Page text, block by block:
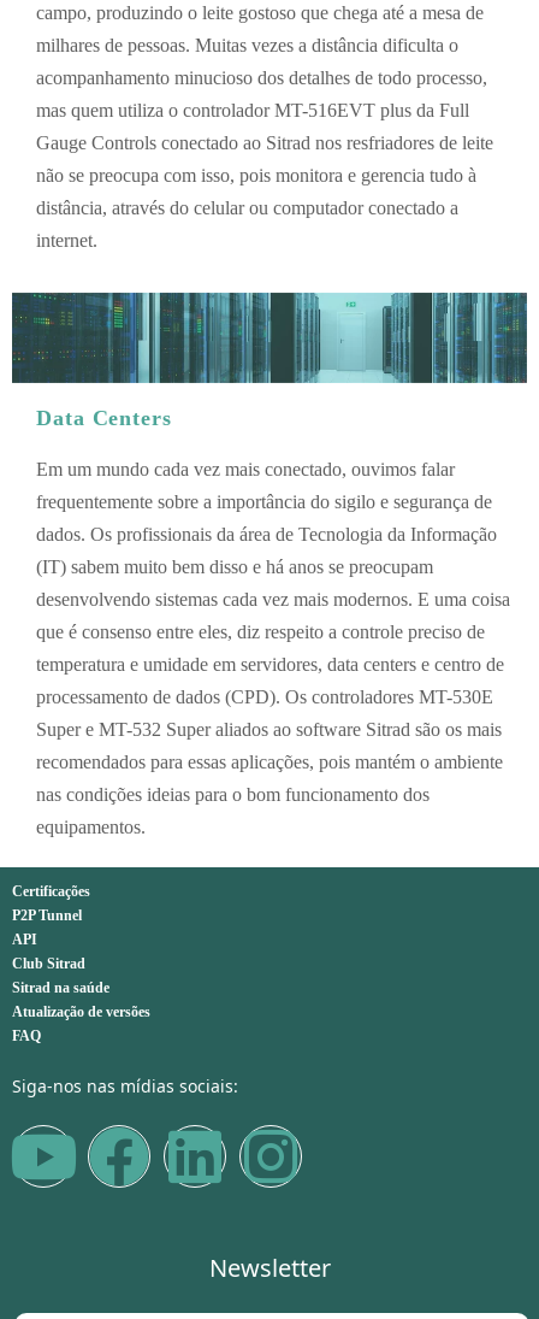
campo, produzindo o leite gostoso que chega até a mesa de
milhares de pessoas. Muitas vezes a distância dificulta o
acompanhamento minucioso dos detalhes de todo processo,
mas quem utiliza o controlador MT-516EVT plus da Full
Gauge Controls conectado ao Sitrad nos resfriadores de leite
não se preocupa com isso, pois monitora e gerencia tudo à
distância, através do celular ou computador conectado a
internet.
Data Centers
Em um mundo cada vez mais conectado, ouvimos falar
frequentemente sobre a importância do sigilo e segurança de
dados. Os profissionais da área de Tecnologia da Informação
(IT) sabem muito bem disso e há anos se preocupam
desenvolvendo sistemas cada vez mais modernos. E uma coisa
que é consenso entre eles, diz respeito a controle preciso de
temperatura e umidade em servidores, data centers e centro de
processamento de dados (CPD). Os controladores MT-530E
Super e MT-532 Super aliados ao software Sitrad são os mais
recomendados para essas aplicações, pois mantém o ambiente
nas condições ideias para o bom funcionamento dos
equipamentos.
Certificações
P2P Tunnel
API
Club Sitrad
Sitrad na saúde
Atualização de versões
FAQ
Siga-nos nas mídias sociais:
Newsletter